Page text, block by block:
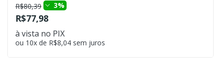
R$80,39 3%
R$77,98
à vista no PIX
ou 10x de R$8,04 sem juros